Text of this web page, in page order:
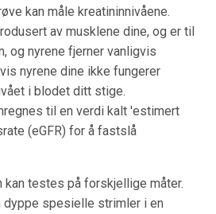
kan måle kreatininnivåene.
av musklene dine, og er til
og nyrene fjerner vanligvis
nyrene dine ikke fungerer
i blodet ditt stige.
til en verdi kalt 'estimert
(eGFR) for å fastslå
kan testes på forskjellige måter.
dyppe spesielle strimler i en